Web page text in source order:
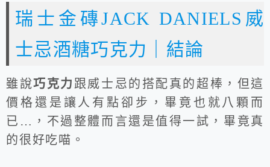
瑞士金磚JACK DANIELS威
士忌酒糖巧克力｜結論
雖說巧克力跟威士忌的搭配真的超棒，但這
價格還是讓人有點卻步，畢竟也就八顆而
已…，不過整體而言還是值得一試，畢竟真
的很好吃喵。